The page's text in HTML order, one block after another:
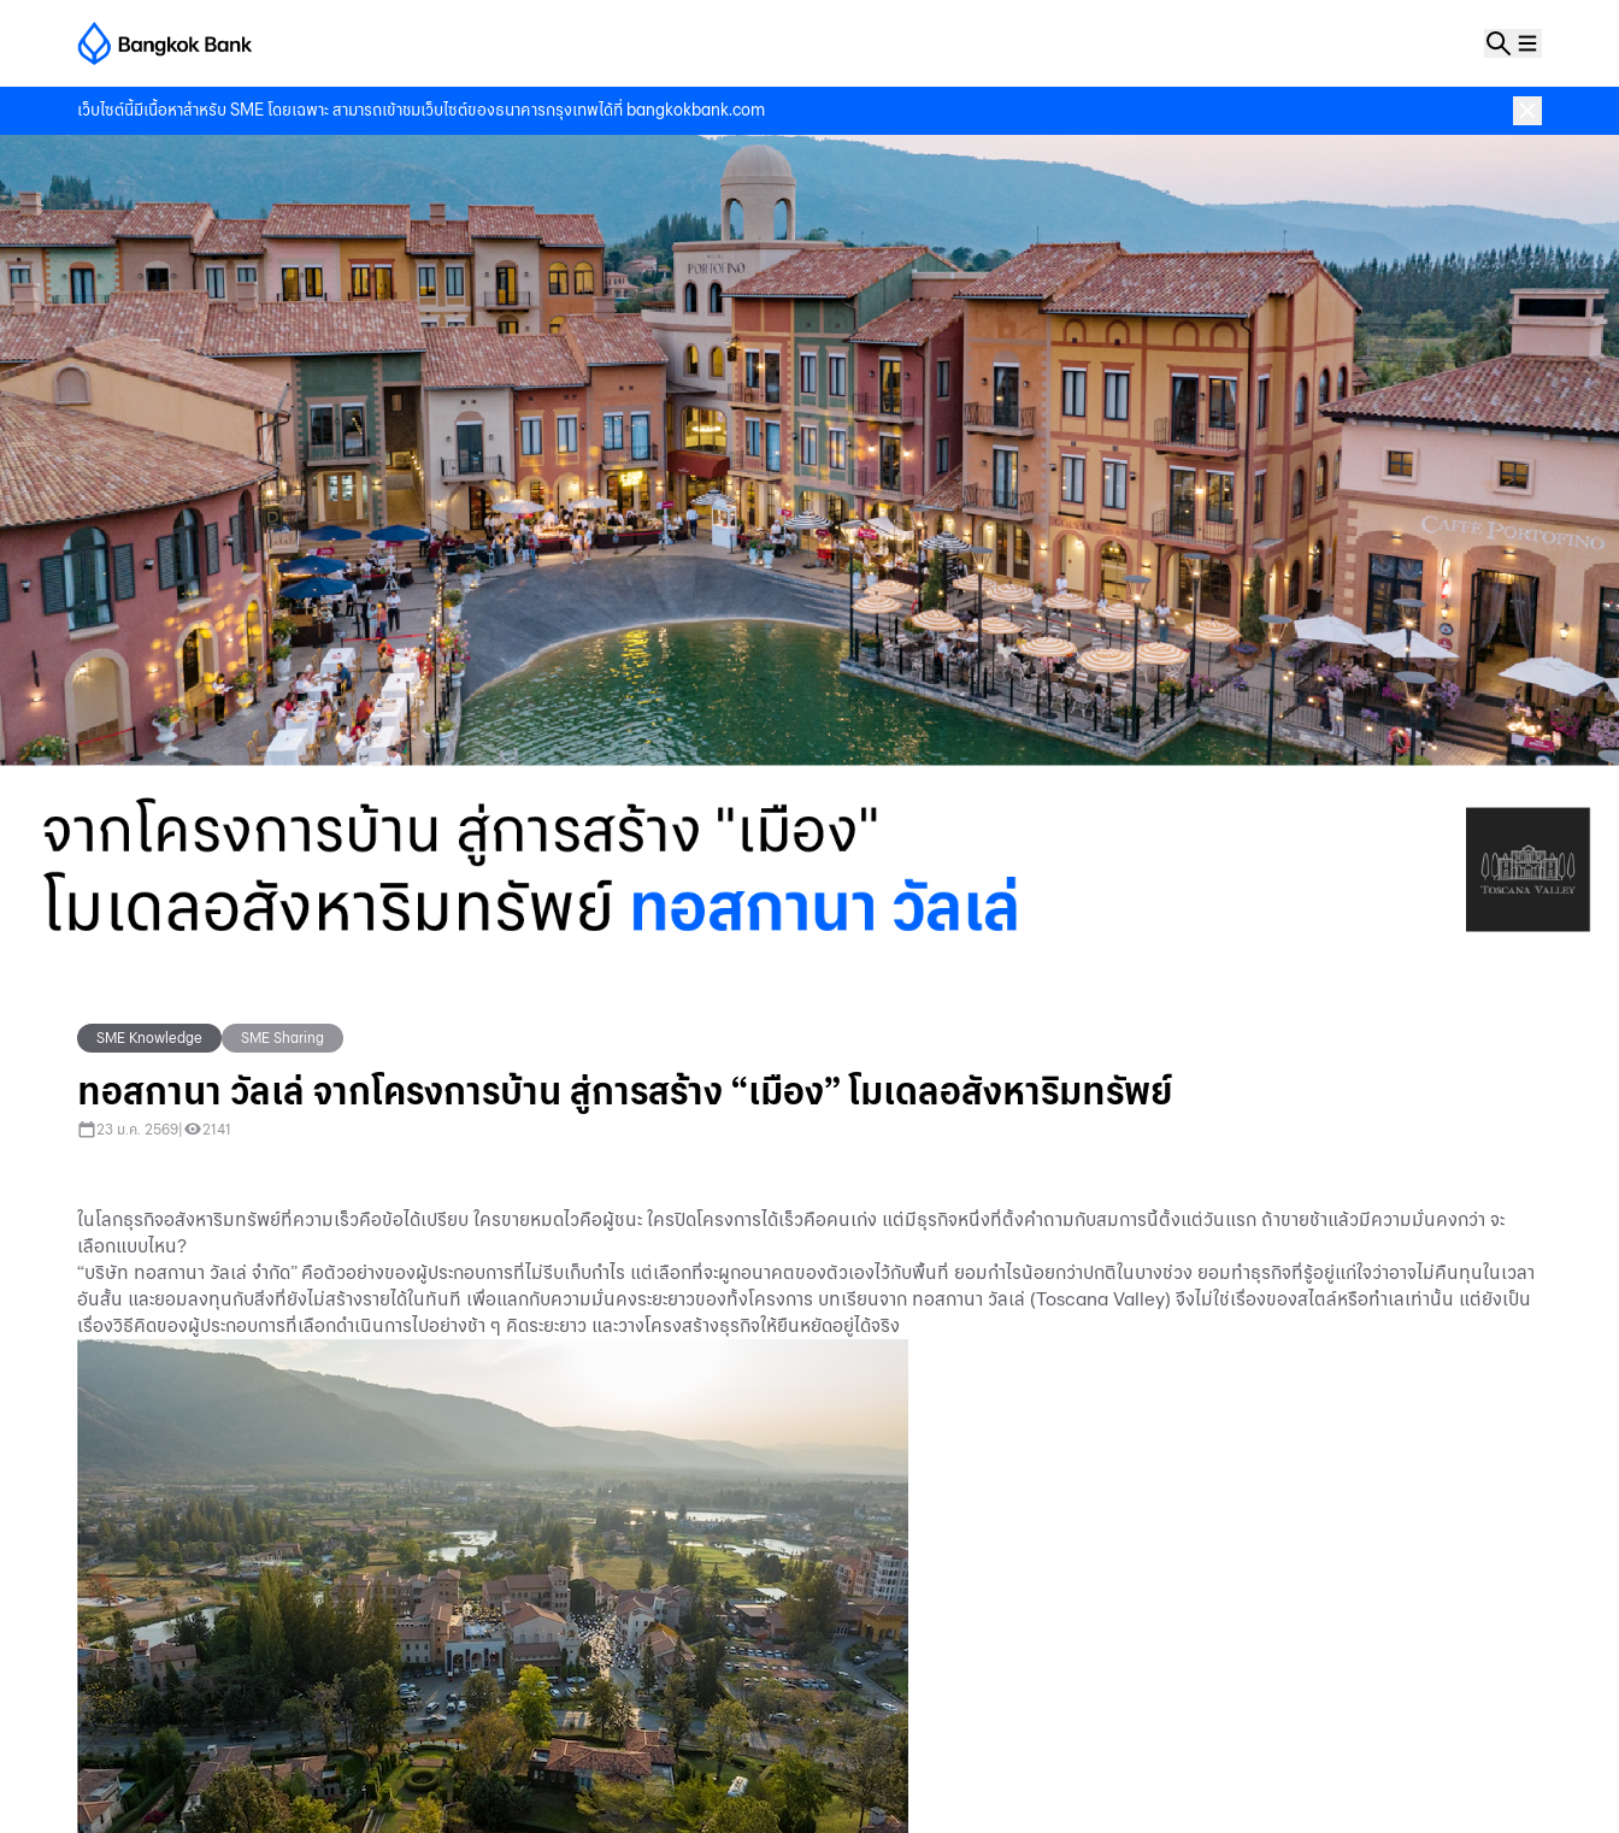
เว็บไซต์นี้มีเนื้อหาสำหรับ SME โดยเฉพาะ สามารถเข้าชมเว็บไซต์ของธนาคารกรุงเทพได้ที่ bangkokbank.com
SME Knowledge SME Sharing
ทอสกานา วัลเล่ จากโครงการบ้าน สู่การสร้าง “เมือง” โมเดลอสังหาริมทรัพย์
23 ม.ค. 2569 2141
ในโลกธุรกิจอสังหาริมทรัพย์ที่ความเร็วคือข้อได้เปรียบ ใครขายหมดไวคือผู้ชนะ ใครปิดโครงการได้เร็วคือคนเก่ง แต่มีธุรกิจหนึ่งที่ตั้งคำถามกับสมการนี้ตั้งแต่วันแรก ถ้าขายช้าแล้วมีความมั่นคงกว่า จะ
เลือกแบบไหน?
“บริษัท ทอสกานา วัลเล่ จำกัด” คือตัวอย่างของผู้ประกอบการที่ไม่รีบเก็บกำไร แต่เลือกที่จะผูกอนาคตของตัวเองไว้กับพื้นที่ ยอมกำไรน้อยกว่าปกติในบางช่วง ยอมทำธุรกิจที่รู้อยู่แก่ใจว่าอาจไม่คืนทุนในเวลา
อันสั้น และยอมลงทุนกับสิ่งที่ยังไม่สร้างรายได้ในทันที เพื่อแลกกับความมั่นคงระยะยาวของทั้งโครงการ บทเรียนจาก ทอสกานา วัลเล่ (Toscana Valley) จึงไม่ใช่เรื่องของสไตล์หรือทำเลเท่านั้น แต่ยังเป็น
เรื่องวิธีคิดของผู้ประกอบการที่เลือกดำเนินการไปอย่างช้า ๆ คิดระยะยาว และวางโครงสร้างธุรกิจให้ยืนหยัดอยู่ได้จริง